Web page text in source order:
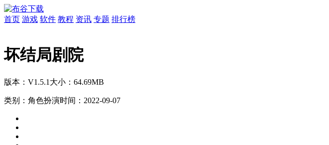
首页 游戏 软件 教程 资讯 专题 排行榜
坏结局剧院
版本：V1.5.1 大小：64.69MB
类别：角色扮演时间：2022-09-07